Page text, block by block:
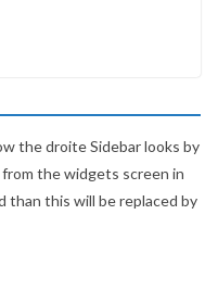
the droite Sidebar looks by
the widgets screen in
than this will be replaced by